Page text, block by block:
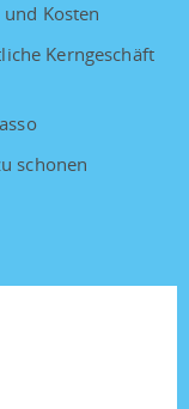
Kosten
Kerngeschäft
schonen